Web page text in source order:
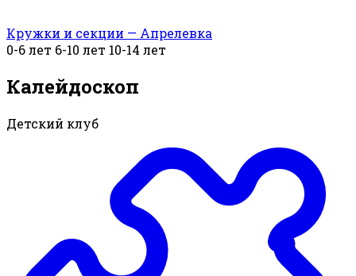
Кружки и секции — Апрелевка
0-6 лет 6-10 лет 10-14 лет
Калейдоскоп
Детский клуб